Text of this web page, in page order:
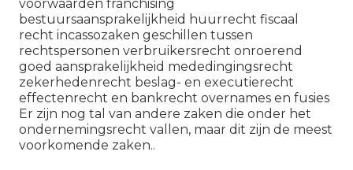
voorwaarden franchising
bestuursaansprakelijkheid huurrecht fiscaal
recht incassozaken geschillen tussen
rechtspersonen verbruikersrecht onroerend
goed aansprakelijkheid mededingingsrecht
zekerhedenrecht beslag- en executierecht
effectenrecht en bankrecht overnames en fusies
Er zijn nog tal van andere zaken die onder het
ondernemingsrecht vallen, maar dit zijn de meest
voorkomende zaken..